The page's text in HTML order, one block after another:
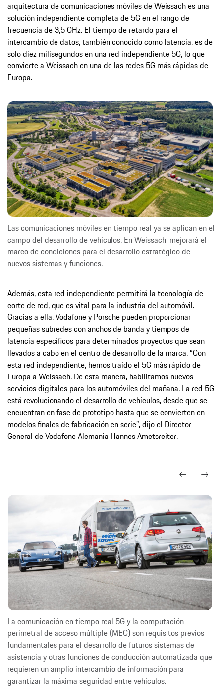
arquitectura de comunicaciones móviles de Weissach es una
solución independiente completa de 5G en el rango de
frecuencia de 3,5 GHz. El tiempo de retardo para el
intercambio de datos, también conocido como latencia, es de
solo diez milisegundos en una red independiente 5G, lo que
convierte a Weissach en una de las redes 5G más rápidas de
Europa.
Las comunicaciones móviles en tiempo real ya se aplican en el
campo del desarrollo de vehículos. En Weissach, mejorará el
marco de condiciones para el desarrollo estratégico de
nuevos sistemas y funciones.
Además, esta red independiente permitirá la tecnología de
corte de red, que es vital para la industria del automóvil.
Gracias a ella, Vodafone y Porsche pueden proporcionar
pequeñas subredes con anchos de banda y tiempos de
latencia específicos para determinados proyectos que sean
llevados a cabo en el centro de desarrollo de la marca. “Con
esta red independiente, hemos traído el 5G más rápido de
Europa a Weissach. De esta manera, habilitamos nuevos
servicios digitales para los automóviles del mañana. La red 5G
está revolucionando el desarrollo de vehículos, desde que se
encuentran en fase de prototipo hasta que se convierten en
modelos finales de fabricación en serie”, dijo el Director
General de Vodafone Alemania Hannes Ametsreiter.
La comunicación en tiempo real 5G y la computación
perimetral de acceso múltiple (MEC) son requisitos previos
fundamentales para el desarrollo de futuros sistemas de
asistencia y otras funciones de conducción automatizada que
requieren un amplio intercambio de información para
garantizar la máxima seguridad entre vehículos.